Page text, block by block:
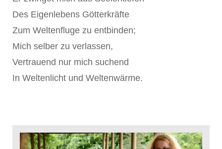
Des Eigenlebens Götterkräfte
Zum Weltenfluge zu entbinden;
Mich selber zu verlassen,
Vertrauend nur mich suchend
In Weltenlicht und Weltenwärme.